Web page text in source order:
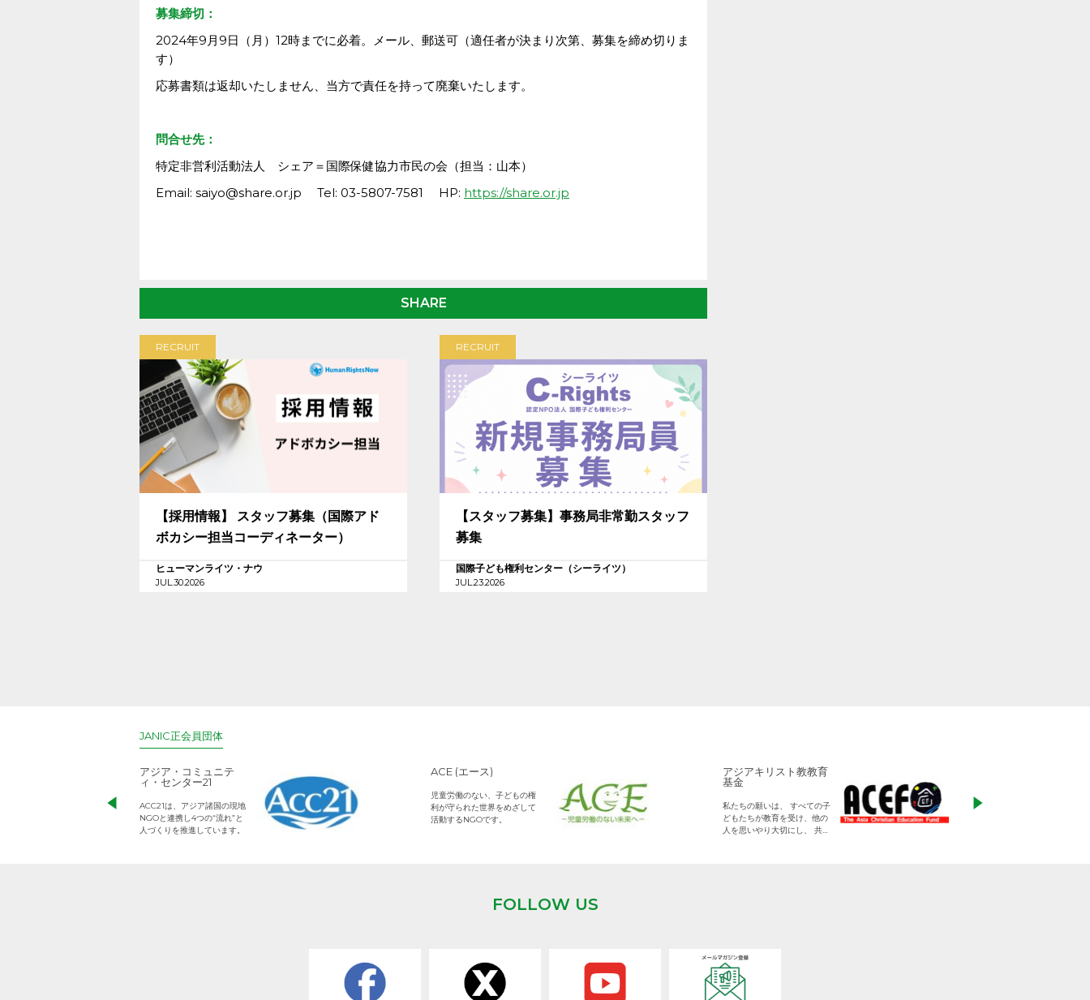
募集締切：
2024年9月9日（月）12時までに必着。メール、郵送可（適任者が決まり次第、募集を締め切りま
す）
応募書類は返却いたしません、当方で責任を持って廃棄いたします。
問合せ先：
特定非営利活動法人 シェア＝国際保健協力市民の会（担当：山本）
Email: saiyo@share.or.jp Tel: 03-5807-7581 HP: https://share.or.jp
SHARE
RECRUIT
【採用情報】 スタッフ募集（国際アド
ボカシー担当コーディネーター）
ヒューマンライツ・ナウ
JUL.30.2026
RECRUIT
【スタッフ募集】事務局非常勤スタッフ
募集
国際子ども権利センター（シーライツ）
JUL.23.2026
JANIC正会員団体
アジア・コミュニテ
ィ・センター21
ACC21は、アジア諸国の現地
NGOと連携し4つの“流れ”と
人づくりを推進しています。
ACE (エース)
児童労働のない、子どもの権
利が守られた世界をめざして
活動するNGOです。
アジアキリスト教教育
基金
私たちの願いは、 すべての子
どもたちが教育を受け、他の
人を思いやり大切にし、 共に
FOLLOW US